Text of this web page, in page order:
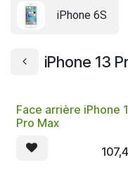
iPhone 6S
iPhone 13
Face arrière iPhone
Pro Max